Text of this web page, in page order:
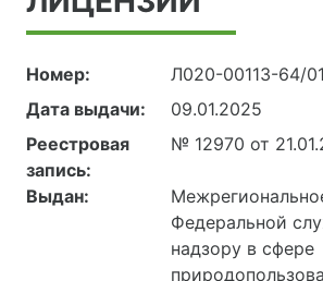
Номер:
Л020-00113-64/
Дата выдачи:
09.01.2025
Реестровая
запись:
№ 12970 от
Выдан:
Федеральной
надзору в сфере